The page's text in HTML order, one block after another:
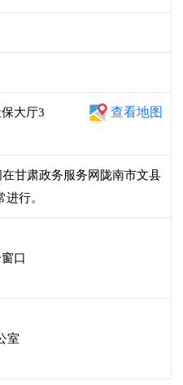
大厅3
查看地图
甘肃政务服务网陇南市文县
行。
口
室